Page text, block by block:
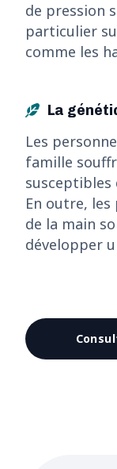
de pression
particulier
comme les
La
Les
famille
susceptibles
En outre,
de la main
développer